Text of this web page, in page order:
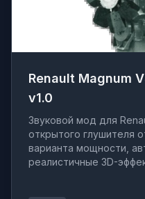
Renault Magnum
v1.0
Звуковой мод для
открытого глушителя
варианта мощности,
реалистичные 3D-